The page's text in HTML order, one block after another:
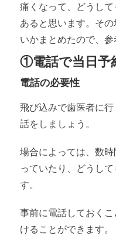
痛くなって、どうし
あると思います。そ
いかまとめたので、参
①電話で当日予
電話の必要性
飛び込みで歯医者に
話をしましょう。
場合によっては、数
っていたり、どうし
す。
事前に電話しておく
けることができます。